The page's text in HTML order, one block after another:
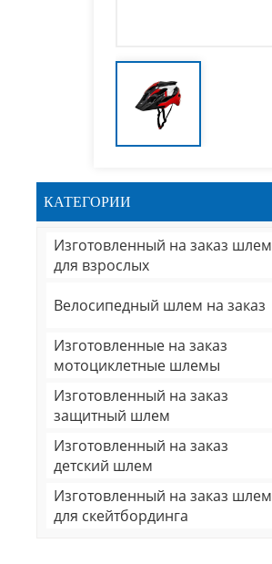
КАТЕГОРИИ
Изготовленный на заказ шлем
для взрослых
Велосипедный шлем на заказ
Изготовленные на заказ
мотоциклетные шлемы
Изготовленный на заказ
защитный шлем
Изготовленный на заказ
детский шлем
Изготовленный на заказ шлем
для скейтбординга